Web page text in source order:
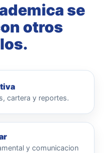
se
otros
cartera y reportes.
y comunicacion